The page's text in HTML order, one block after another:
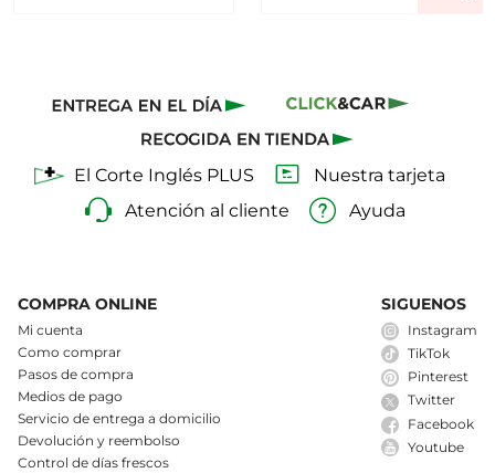
El Corte Inglés PLUS
Nuestra tarjeta
Atención al cliente
Ayuda
COMPRA ONLINE
Mi cuenta
Como comprar
Pasos de compra
Medios de pago
Servicio de entrega a domicilio
Devolución y reembolso
Control de días frescos
SIGUENOS
Instagram
TikTok
Pinterest
Twitter
Facebook
Youtube